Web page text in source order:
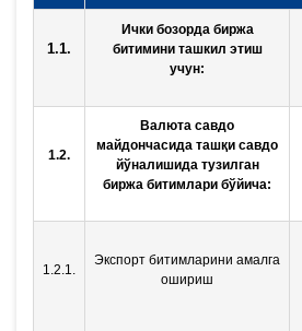
1.1.
Ички бозорда биржа
битимини ташкил этиш
учун:
1.2.
Валюта савдо
майдончасида ташқи савдо
йўналишида тузилган
биржа битимлари бўйича:
1.2.1.
Экспорт битимларини амалга
ошириш